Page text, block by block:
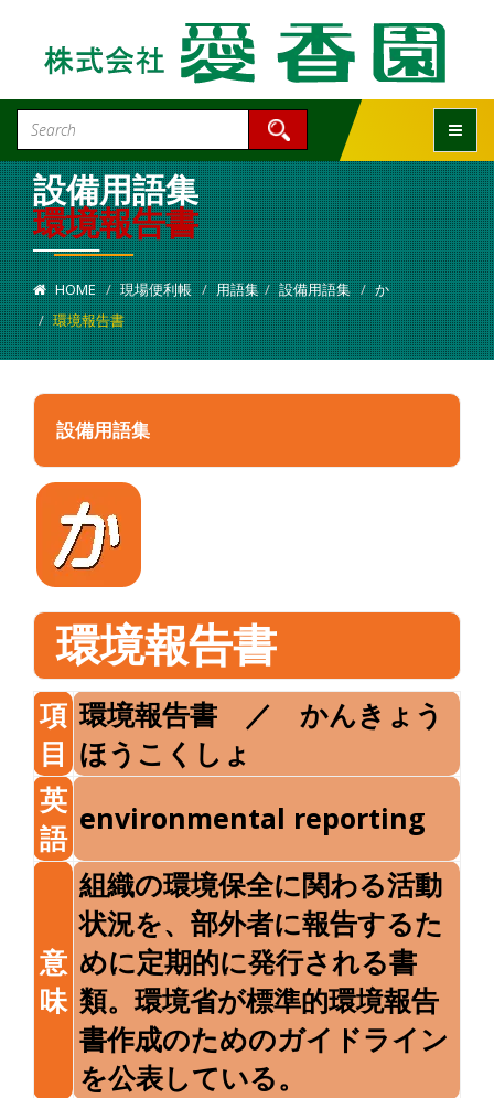
設備用語集
環境報告書
HOME 現場便利帳 用語集 設備用語集
か
環境報告書
設備用語集
環境報告書
項
目
環境報告書 ／ かんきょう
ほうこくしょ
英
語
environmental reporting
意
味
組織の環境保全に関わる活動
状況を、部外者に報告するた
めに定期的に発行される書
類。環境省が標準的環境報告
書作成のためのガイドライン
を公表している。